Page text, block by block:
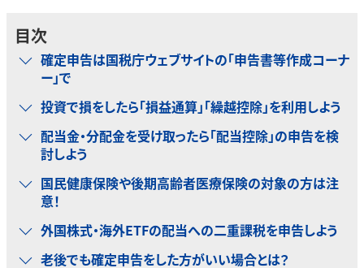
目次
確定申告は国税庁ウェブサイトの「申告書等作成コーナ
ー」で
投資で損をしたら「損益通算」「繰越控除」を利用しよう
配当金・分配金を受け取ったら「配当控除」の申告を検
討しよう
国民健康保険や後期高齢者医療保険の対象の方は注
意！
外国株式・海外ETFの配当への二重課税を申告しよう
老後でも確定申告をした方がいい場合とは？